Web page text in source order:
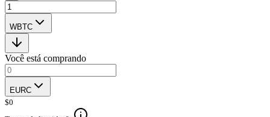
WBTC
Você está comprando
EURC
$0